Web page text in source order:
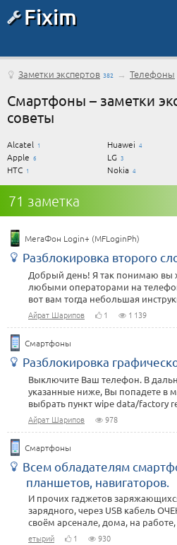
Fixim
Заметки экспертов 382 → Телефоны
Смартфоны – заметки
советы
Alcatel 1
Apple 6
HTC 1
Huawei 4
LG 3
Nokia 4
71 заметка
МегаФон Login+ (MFLoginPh)
Разблокировка второго
Добрый день! Я так понимаю вы
любыми операторами на
вот вам тогда небольшая
Айрат Шарипов 1 1 139
Смартфоны
Разблокировка
Выключите Ваш телефон. В
указанные ниже, Вы попадете в
выбрать пункт wipe data/factory
Айрат Шарипов 978
Смартфоны
Всем обладателям
планшетов, навигаторов.
И прочих гаджетов
зарядного, через USB кабель
своём арсенале, дома, на работе,
етырий 1 930